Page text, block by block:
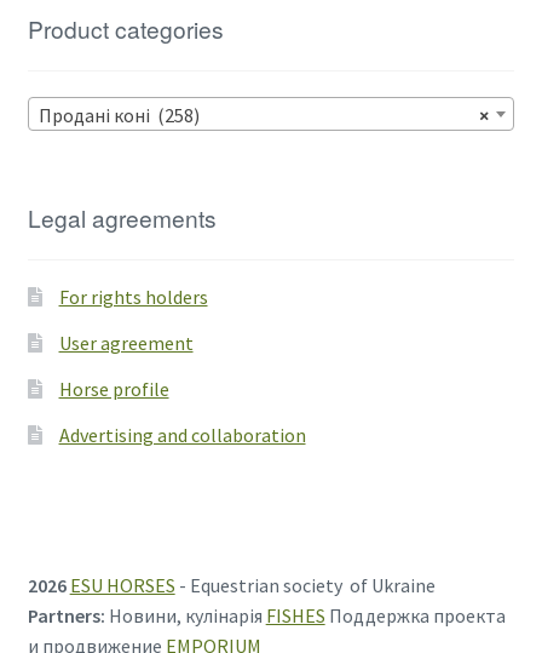
Product categories
×
Продані коні (258)
Legal agreements
For rights holders
User agreement
Horse profile
Advertising and collaboration
2026 ESU HORSES - Equestrian society of Ukraine
Partners: Новини, кулінарія FISHES Поддержка проекта
и продвижение EMPORIUM